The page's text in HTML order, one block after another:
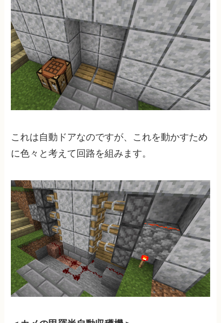
これは自動ドアなのですが、これを動かすため
に色々と考えて回路を組みます。